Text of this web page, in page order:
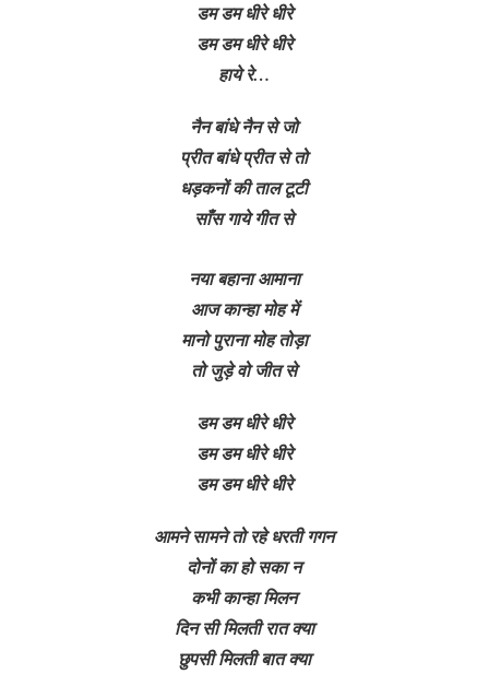
डम डम धीरे धीरे
डम डम धीरे धीरे
हाये रे…
नैन बांधे नैन से जो
प्रीत बांधे प्रीत से तो
धड़कनों की ताल टूटी
साँस गाये गीत से
नया बहाना आमाना
आज कान्हा मोह में
मानो पुराना मोह तोड़ा
तो जुड़े वो जीत से
डम डम धीरे धीरे
डम डम धीरे धीरे
डम डम धीरे धीरे
आमने सामने तो रहे धरती गगन
दोनों का हो सका न
कभी कान्हा मिलन
दिन सी मिलती रात क्या
छुपसी मिलती बात क्या